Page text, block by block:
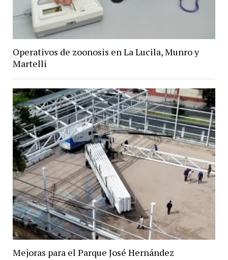
Operativos de zoonosis en La Lucila, Munro y
Martelli
Mejoras para el Parque José Hernández